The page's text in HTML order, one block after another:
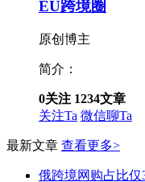
EU跨境圈
原创博主
简介：
0关注 1234文章
关注Ta 微信聊Ta
最新文章 查看更多>
俄跨境网购占比仅